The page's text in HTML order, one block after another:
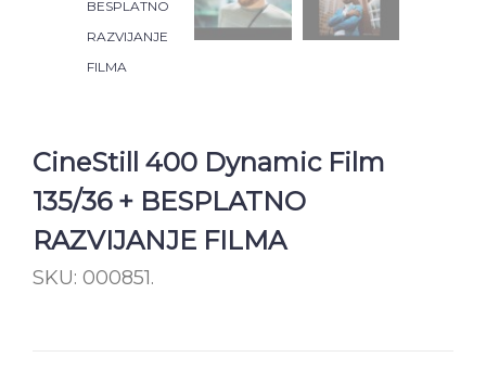
CineStill 400 Dynamic Film
135/36 + BESPLATNO
RAZVIJANJE FILMA
SKU: 000851.